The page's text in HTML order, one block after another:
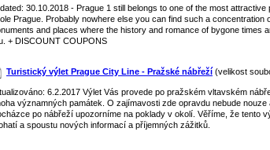
30.10.2018 - Prague 1 still belongs to one of the most attractive
Prague. Probably nowhere else you can find such a concentration
and places where the history and romance of bygone times
+ DISCOUNT COUPONS
Turistický výlet Prague City Line - Pražské nábřeží (velikost
6.2.2017 Výlet Vás provede po pražském vltavském
významných památek. O zajímavosti zde opravdu nebude nouze
po nábřeží upozorníme na poklady v okolí. Věříme, že tento
a spoustu nových informací a příjemných zážitků.